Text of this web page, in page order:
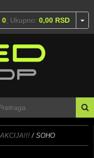
0; Ukupno: 0,00 RSD
AKCIJA!!!/ SOHO